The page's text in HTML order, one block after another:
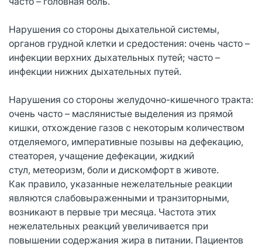
Нарушения со стороны дыхательной системы,
органов грудной клетки и средостения: очень часто –
инфекции верхних дыхательных путей; часто –
инфекции нижних дыхательных путей.
Нарушения со стороны желудочно-кишечного тракта:
очень часто – маслянистые выделения из прямой
кишки, отхождение газов с некоторым количеством
отделяемого, императивные позывы на дефекацию,
стеаторея, учащение дефекации, жидкий
стул, метеоризм, боли и дискомфорт в животе.
Как правило, указанные нежелательные реакции
являются слабовыраженными и транзиторными,
возникают в первые три месяца. Частота этих
нежелательных реакций увеличивается при
повышении содержания жира в питании. Пациентов